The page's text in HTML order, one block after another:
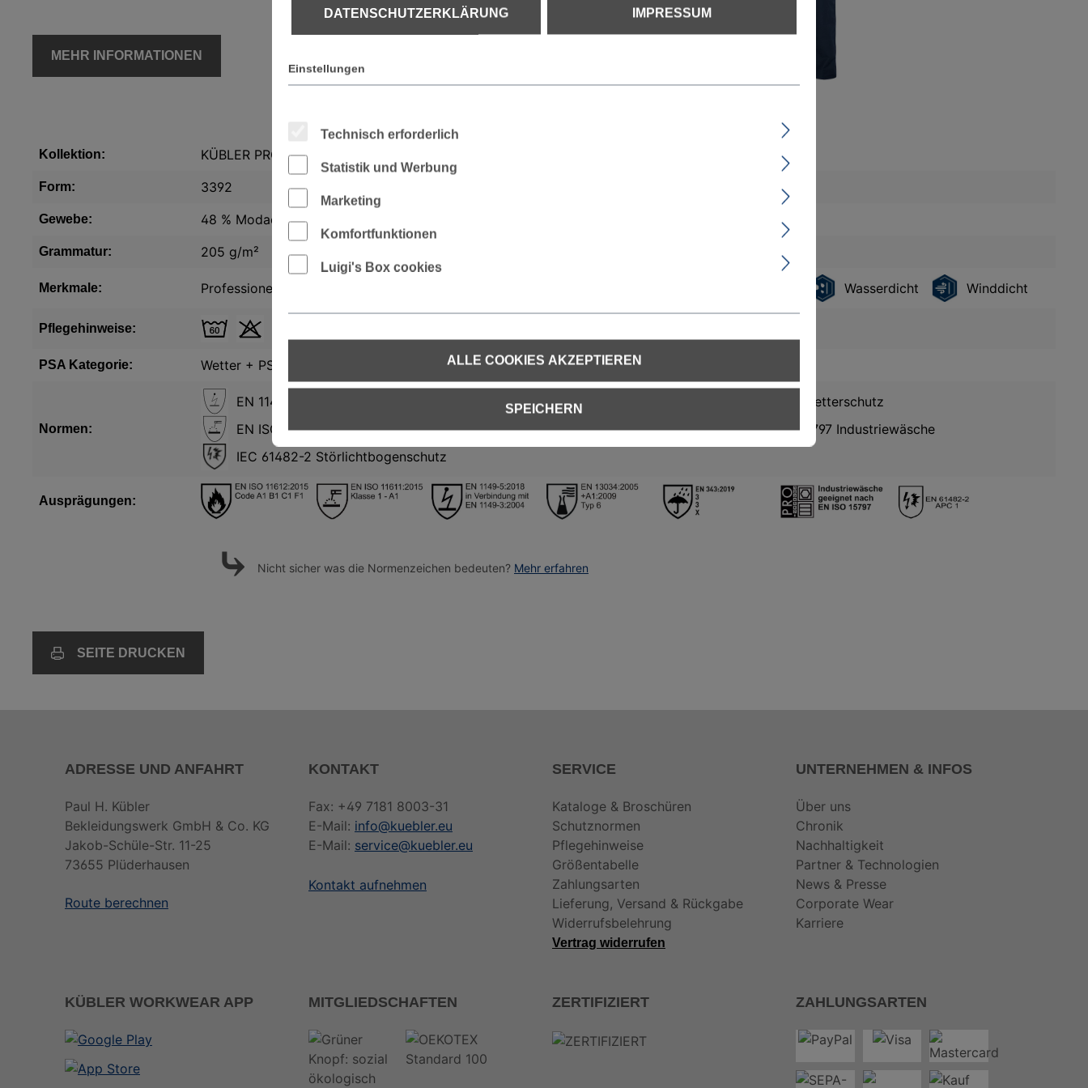
MEHR INFORMATIONEN
Kollektion: KÜBLER PROTECTIQ
Form: 3392
Gewebe: 48 % Modacryl, 34 % Baumwolle, 17 % Polyamid, 1 % Antistatische Faser
Grammatur: 205 g/m²
Merkmale: Professionelle Industriewäsche Wasserdicht Winddicht
Pflegehinweise:
PSA Kategorie: Wetter + PSA 3
Normen:
EN 1149 Elektrostatische Eigenschaften EN 13034 Chemikalienschutz
EN 343 Wetterschutz
EN ISO 11611 Schweißerschutz
EN ISO 11612 Hitze- und Flammschutz
EN ISO 15797 Industriewäsche
IEC 61482-2 Störlichtbogenschutz
Ausprägungen:
⤷ Nicht sicher was die Normenzeichen bedeuten? Mehr erfahren
SEITE DRUCKEN
ADRESSE UND ANFAHRT
Paul H. Kübler
Bekleidungswerk GmbH & Co. KG
Jakob-Schüle-Str. 11-25
73655 Plüderhausen
Route berechnen
KONTAKT
Fax: +49 7181 8003-31
E-Mail: info@kuebler.eu
E-Mail: service@kuebler.eu
Kontakt aufnehmen
SERVICE
Kataloge & Broschüren
Schutznormen
Pflegehinweise
Größentabelle
Zahlungsarten
Lieferung, Versand & Rückgabe
Widerrufsbelehrung
Vertrag widerrufen
UNTERNEHMEN & INFOS
Über uns
Chronik
Nachhaltigkeit
Partner & Technologien
News & Presse
Corporate Wear
Karriere
KÜBLER WORKWEAR APP MITGLIEDSCHAFTEN ZERTIFIZIERT ZAHLUNGSARTEN
DATENSCHUTZERKLÄRUNG IMPRESSUM
Einstellungen
Technisch erforderlich
Statistik und Werbung
Marketing
Komfortfunktionen
Luigi's Box cookies
ALLE COOKIES AKZEPTIEREN
SPEICHERN